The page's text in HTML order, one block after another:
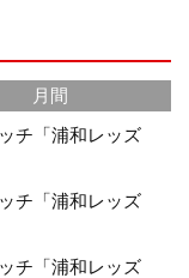
月間
チ「浦和レッズ
チ「浦和レッズ
チ「浦和レッズ